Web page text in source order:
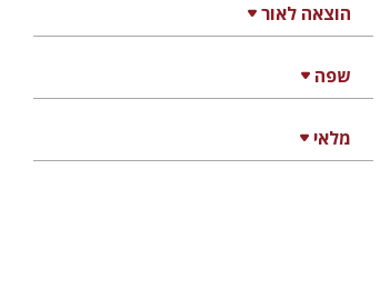
הוצאה לאור
שפה
מלאי